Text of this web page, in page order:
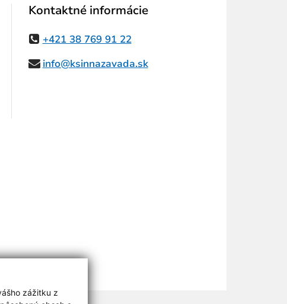
zážitku z
Kontaktné informácie
+421 38 769 91 22
info@ksinnazavada.sk